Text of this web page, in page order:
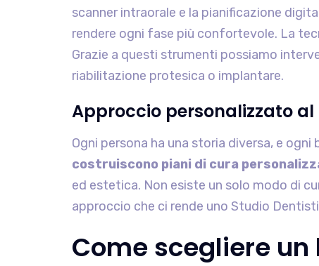
scanner intraorale e la pianificazione
rendere ogni fase più confortevole. La
Grazie a questi strumenti possiamo
riabilitazione protesica o implantare.
Approccio personalizzato al
Ogni persona ha una storia diversa, e
costruiscono piani di cura
ed estetica. Non esiste un solo modo di
approccio che ci rende uno Studio
Come scegliere